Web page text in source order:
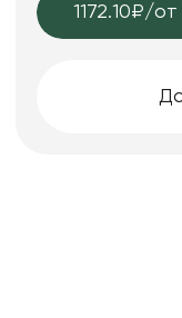
1172.10₽/от